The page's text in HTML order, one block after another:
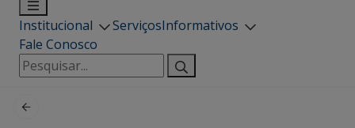
Institucional ServiçosInformativos
Fale Conosco
Pesquisar
por: